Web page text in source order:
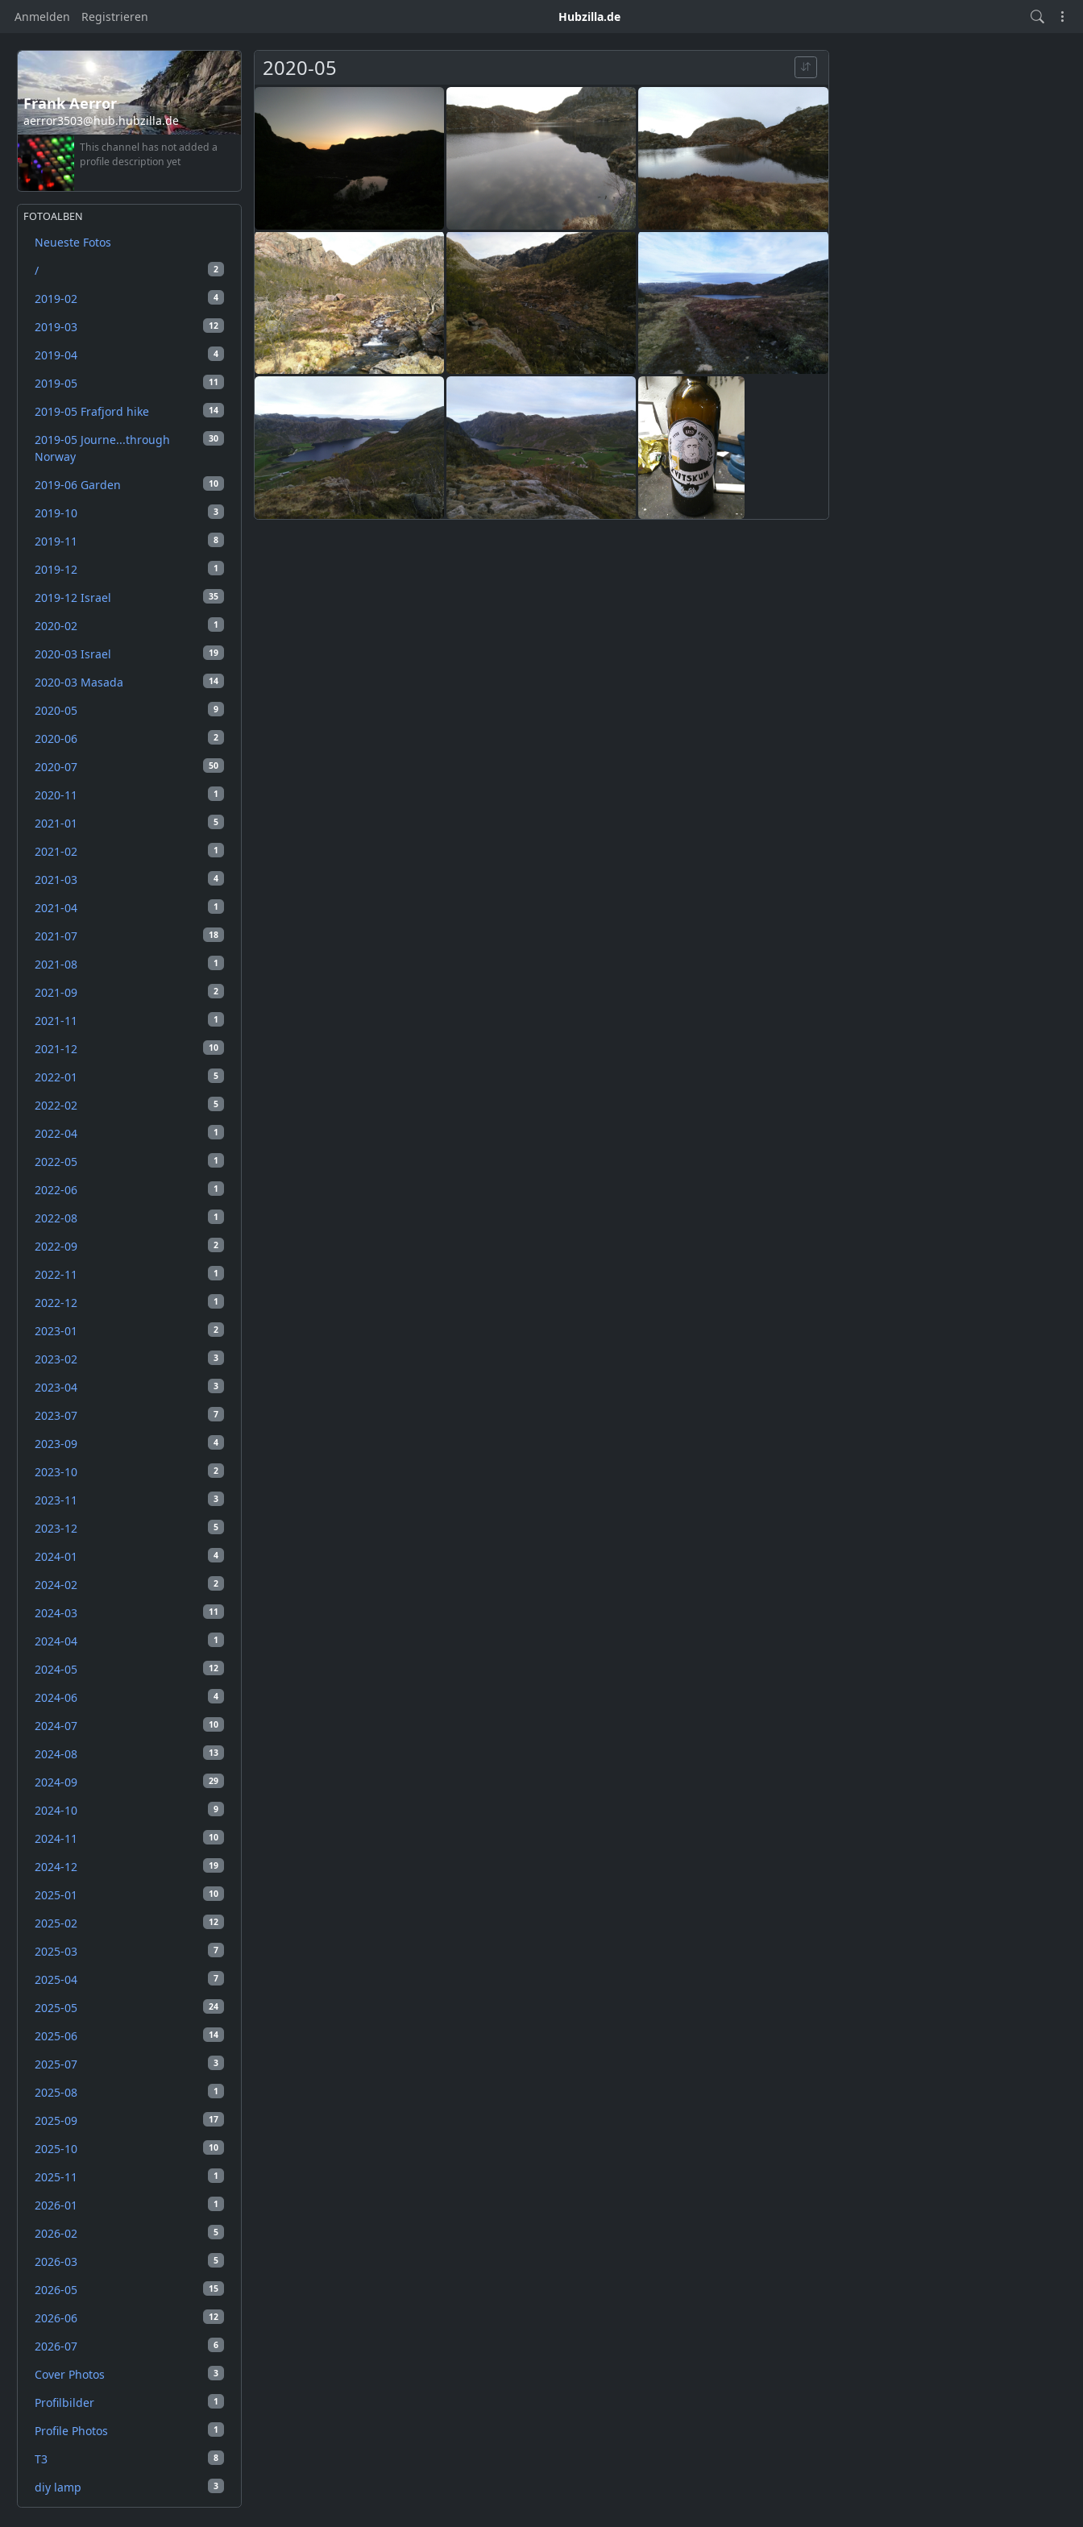
Anmelden Registrieren Hubzilla.de
Frank Aerror
aerror3503@hub.hubzilla.de
This channel has not added a
profile description yet
FOTOALBEN
Neueste Fotos
2
/
4
2019-02
12
2019-03
4
2019-04
11
2019-05
14
2019-05 Frafjord hike
30
2019-05 Journe...through
Norway
10
2019-06 Garden
3
2019-10
8
2019-11
1
2019-12
35
2019-12 Israel
1
2020-02
19
2020-03 Israel
14
2020-03 Masada
9
2020-05
2
2020-06
50
2020-07
1
2020-11
5
2021-01
1
2021-02
4
2021-03
1
2021-04
18
2021-07
1
2021-08
2
2021-09
1
2021-11
10
2021-12
5
2022-01
5
2022-02
1
2022-04
1
2022-05
1
2022-06
1
2022-08
2
2022-09
1
2022-11
1
2022-12
2
2023-01
3
2023-02
3
2023-04
7
2023-07
4
2023-09
2
2023-10
3
2023-11
5
2023-12
4
2024-01
2
2024-02
11
2024-03
1
2024-04
12
2024-05
4
2024-06
10
2024-07
13
2024-08
29
2024-09
9
2024-10
10
2024-11
19
2024-12
10
2025-01
12
2025-02
7
2025-03
7
2025-04
24
2025-05
14
2025-06
3
2025-07
1
2025-08
17
2025-09
10
2025-10
1
2025-11
1
2026-01
5
2026-02
5
2026-03
15
2026-05
12
2026-06
6
2026-07
3
Cover Photos
1
Profilbilder
1
Profile Photos
8
T3
3
diy lamp
2020-05